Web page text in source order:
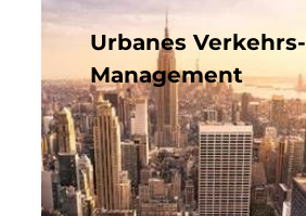
Urbanes Verkehrs-
Management